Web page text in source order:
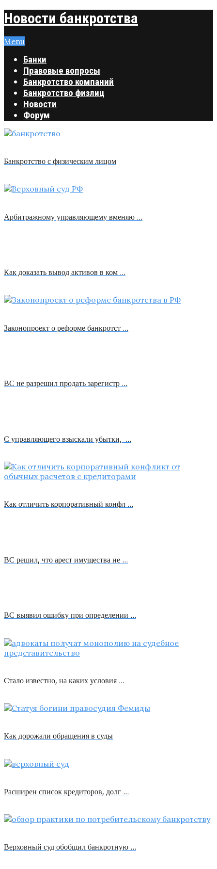
Новости банкротства
Menu
Банки
Правовые вопросы
Банкротство компаний
Банкротство физлиц
Новости
Форум
Банкротство с физическим лицом
Арбитражному управляющему вменяю …
Как доказать вывод активов в ком …
Законопроект о реформе банкротст …
ВС не разрешил продать зарегистр …
С управляющего взыскали убытки, …
Как отличить корпоративный конфл …
ВС решил, что арест имущества не …
ВС выявил ошибку при определении …
Стало известно, на каких условия …
Как дорожали обращения в суды
Расширен список кредиторов, долг …
Верховный суд обобщил банкротную …